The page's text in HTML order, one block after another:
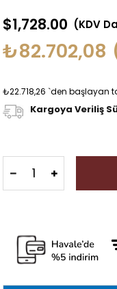
$1,728.00 (KDV
₺82.702,08
₺22.718,26 `den başlayan
Kargoya Veriliş